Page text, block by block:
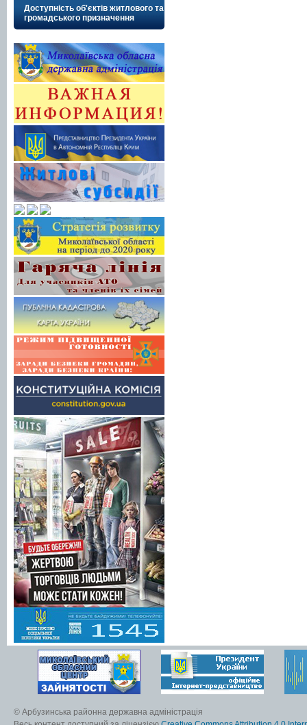
Доступність об'єктів житлового та
громадського призначення
© Арбузинська районна державна адміністрація